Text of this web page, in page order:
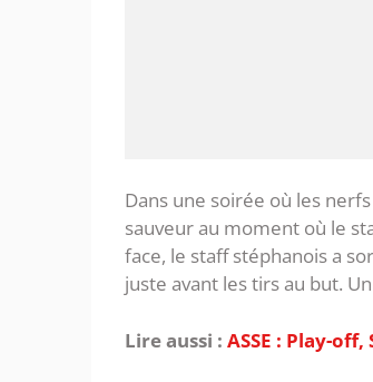
‎Dans une soirée où les
sauveur au moment où le
face, le staff stéphanois a
juste avant les tirs au but.
Lire aussi : ASSE : Play-